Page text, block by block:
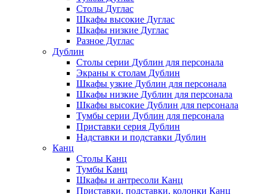
Столы Дуглас
Шкафы высокие Дуглас
Шкафы низкие Дуглас
Разное Дуглас
Дублин
Столы серии Дублин для персонала
Экраны к столам Дублин
Шкафы узкие Дублин для персонала
Шкафы низкие Дублин для персонала
Шкафы высокие Дублин для персонала
Тумбы серии Дублин для персонала
Приставки серия Дублин
Надставки и подставки Дублин
Канц
Столы Канц
Тумбы Канц
Шкафы и антресоли Канц
Приставки, подставки, колонки Канц